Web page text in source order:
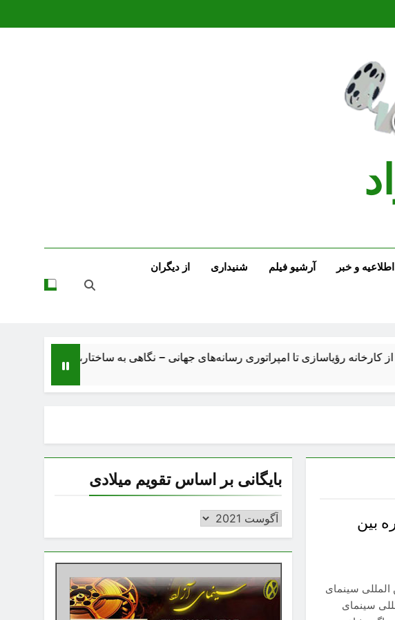
اطلاعیه و خبر آرشیو فیلم شنیداری از دیگران
رؤیاسازی تا امپراتوری رسانه‌های جهانی – نگاهی به ساختار، اقتصاد، تحولات و آینده
بین
المللی سینمای
سینمای
بایگانی بر اساس تقویم میلادی
بایگانی
اساس
تقویم
میلادی